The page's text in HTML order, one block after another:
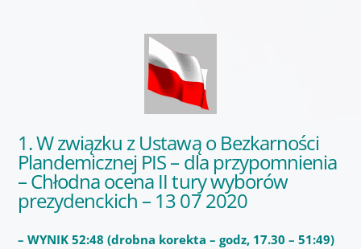
1. W związku z Ustawą o Bezkarności
Plandemicznej PIS – dla przypomnienia
– Chłodna ocena II tury wyborów
prezydenckich – 13 07 2020
– WYNIK 52:48 (drobna korekta – godz, 17.30 – 51:49)